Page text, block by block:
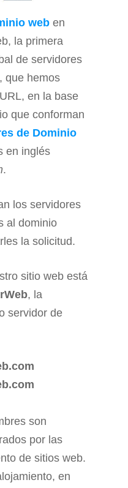
web en
la primera
de servidores
que hemos
en la base
que conforman
de Dominio
en inglés
.
los servidores
al dominio
la solicitud.
sitio web está
, la
servidor de
son
por las
de sitios web.
en